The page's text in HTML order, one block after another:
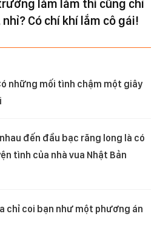
lắm lắm thì cũng chỉ
Có chí khí lắm cô gái!
những mối tình chậm một giây
đến đầu bạc răng long là có
tình của nhà vua Nhật Bản
chỉ coi bạn như một phương án